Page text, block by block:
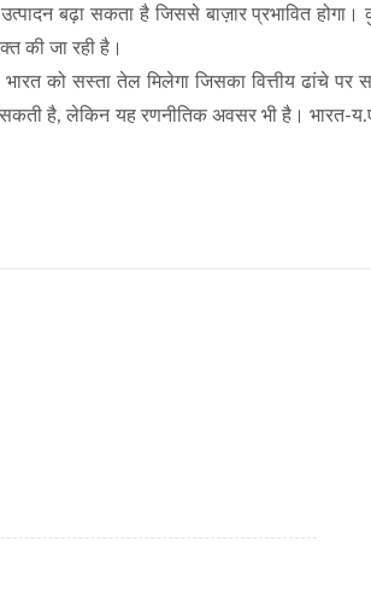
बढ़ा सकता है जिससे बाज़ार प्रभावित
की जा रही है।
को सस्ता तेल मिलेगा जिसका वित्तीय ढांचे पर
सकती है, लेकिन यह रणनीतिक अवसर भी है। भारत-